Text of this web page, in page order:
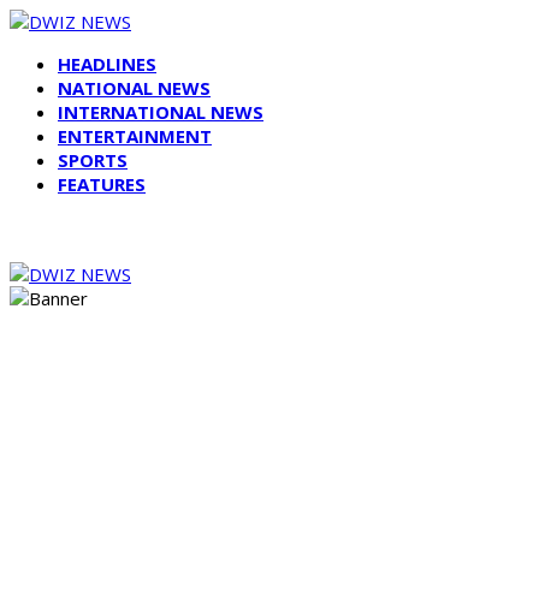
HEADLINES
NATIONAL NEWS
INTERNATIONAL NEWS
ENTERTAINMENT
SPORTS
FEATURES